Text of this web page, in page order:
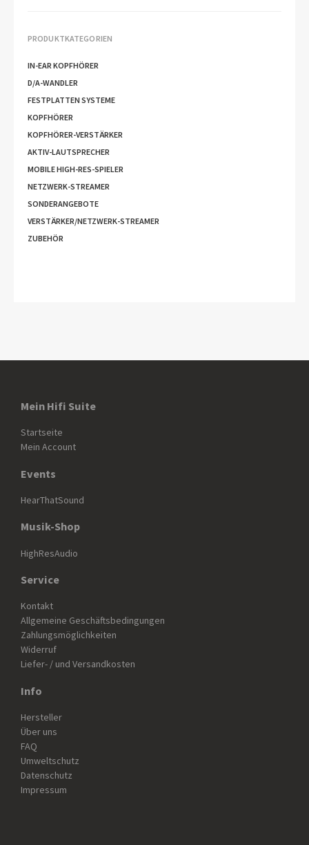
PRODUKTKATEGORIEN
IN-EAR KOPFHÖRER
D/A-WANDLER
FESTPLATTEN SYSTEME
KOPFHÖRER
KOPFHÖRER-VERSTÄRKER
AKTIV-LAUTSPRECHER
MOBILE HIGH-RES-SPIELER
NETZWERK-STREAMER
SONDERANGEBOTE
VERSTÄRKER/NETZWERK-STREAMER
ZUBEHÖR
Mein Hifi Suite
Startseite
Mein Account
Events
HearThatSound
Musik-Shop
HighResAudio
Service
Kontakt
Allgemeine Geschäftsbedingungen
Zahlungsmöglichkeiten
Widerruf
Liefer- / und Versandkosten
Info
Hersteller
Über uns
FAQ
Umweltschutz
Datenschutz
Impressum